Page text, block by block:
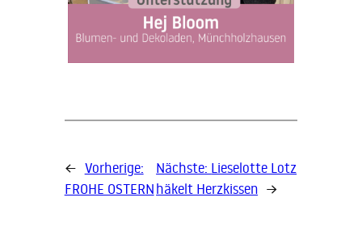
← Vorherige:
FROHE OSTERN
Nächste: Lieselotte Lotz
häkelt Herzkissen →